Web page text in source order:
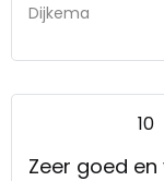
had!
Dijkema
10
Zeer goed